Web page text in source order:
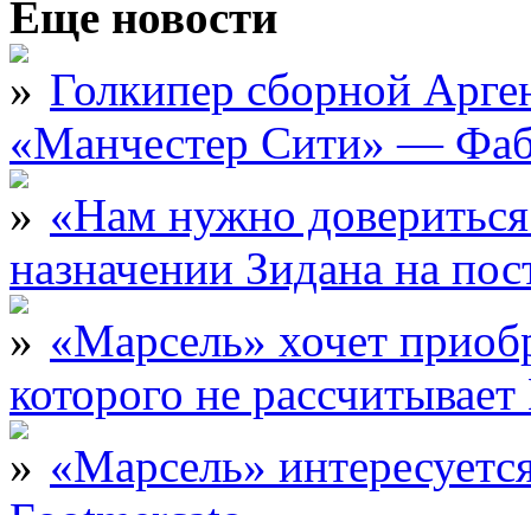
Еще новости
Голкипер сборной
«Манчестер Сити» —
«Нам нужно
назначении Зидана на
«Марсель» хочет
которого не
«Марсель»